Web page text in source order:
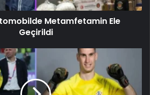
Metamfetamin Ele
Geçirildi